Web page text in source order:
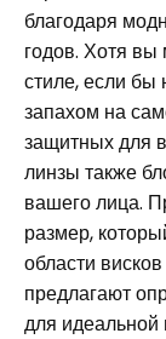
благодаря
годов. Хотя
стиле, если бы
запахом на
защитных для
линзы также
вашего лица.
размер,
области
предлагают
для идеальной